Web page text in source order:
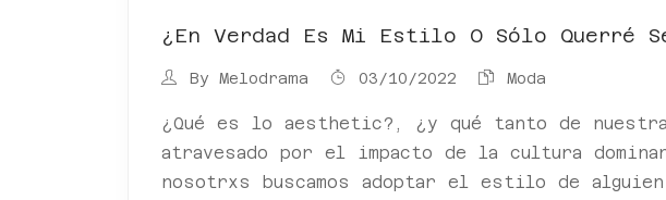
¿En Verdad Es Mi Estilo O Sólo Querré
By Melodrama 03/10/2022 Moda
¿Qué es lo aesthetic?, ¿y qué tanto de
atravesado por el impacto de la cultura
nosotrxs buscamos adoptar el estilo de alguien